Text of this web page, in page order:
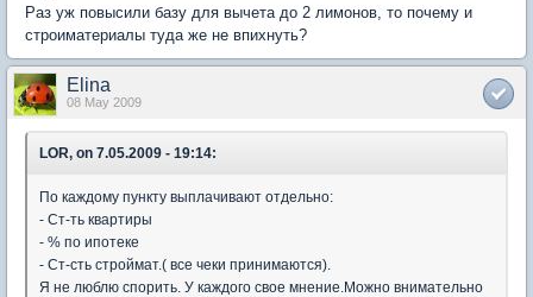
Раз уж повысили базу для вычета до 2 лимонов, то почему и
строиматериалы туда же не впихнуть?
Elina
08 May 2009
LOR, on 7.05.2009 - 19:14:
По каждому пункту выплачивают отдельно:
- Ст-ть квартиры
- % по ипотеке
- Ст-сть строймат.( все чеки принимаются).
Я не люблю спорить. У каждого свое мнение.Можно внимательно